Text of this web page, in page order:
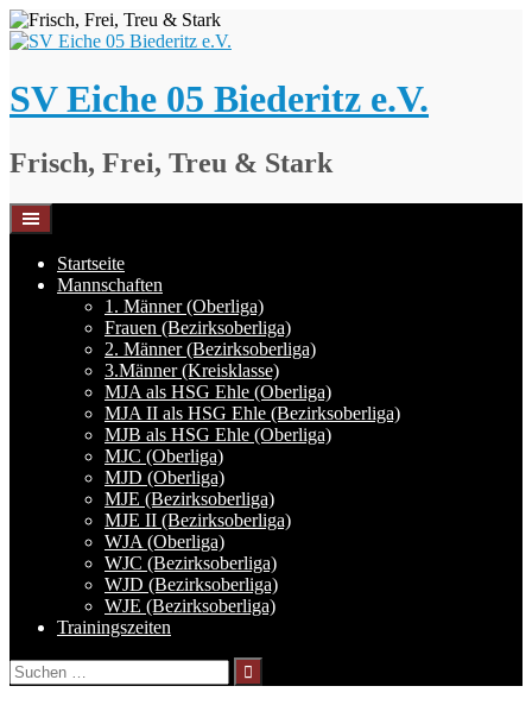
Springe
zum
SV Eiche 05 Biederitz e.V.
Frisch, Frei, Treu & Stark
Startseite
Mannschaften
1. Männer (Oberliga)
Frauen (Bezirksoberliga)
2. Männer (Bezirksoberliga)
3.Männer (Kreisklasse)
MJA als HSG Ehle (Oberliga)
MJA II als HSG Ehle (Bezirksoberliga)
MJB als HSG Ehle (Oberliga)
MJC (Oberliga)
MJD (Oberliga)
MJE (Bezirksoberliga)
MJE II (Bezirksoberliga)
WJA (Oberliga)
WJC (Bezirksoberliga)
WJD (Bezirksoberliga)
WJE (Bezirksoberliga)
Trainingszeiten
Suchen
nach: